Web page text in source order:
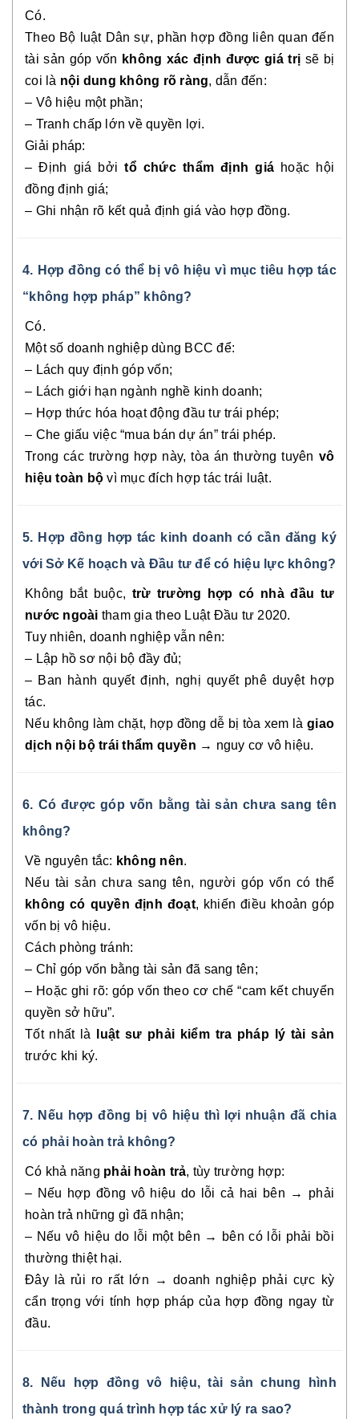
Có.
Theo Bộ luật Dân sự, phần hợp đồng liên quan đến
tài sản góp vốn không xác định được giá trị sẽ bị
coi là nội dung không rõ ràng, dẫn đến:
– Vô hiệu một phần;
– Tranh chấp lớn về quyền lợi.
Giải pháp:
– Định giá bởitổ chức thẩm định giá hoặc hội
đồng định giá;
– Ghi nhận rõ kết quả định giá vào hợp đồng.
4. Hợp đồng có thể bị vô hiệu vì mục tiêu hợp tác
“không hợp pháp” không?
Có.
Một số doanh nghiệp dùng BCC để:
– Lách quy định góp vốn;
– Lách giới hạn ngành nghề kinh doanh;
– Hợp thức hóa hoạt động đầu tư trái phép;
– Che giấu việc “mua bán dự án” trái phép.
Trong các trường hợp này, tòa án thường tuyên vô
hiệu toàn bộ vì mục đích hợp tác trái luật.
5. Hợp đồng hợp tác kinh doanh có cần đăng ký
với Sở Kế hoạch và Đầu tư để có hiệu lực không?
Không bắt buộc, trừ trường hợp có nhà đầu tư
nước ngoài tham gia theo Luật Đầu tư 2020.
Tuy nhiên, doanh nghiệp vẫn nên:
– Lập hồ sơ nội bộ đầy đủ;
– Ban hành quyết định, nghị quyết phê duyệt hợp
tác.
Nếu không làm chặt, hợp đồng dễ bị tòa xem là giao
dịch nội bộ trái thẩm quyền → nguy cơ vô hiệu.
6. Có được góp vốn bằng tài sản chưa sang tên
không?
Về nguyên tắc: không nên.
Nếu tài sản chưa sang tên, người góp vốn có thể
không có quyền định đoạt, khiến điều khoản góp
vốn bị vô hiệu.
Cách phòng tránh:
– Chỉ góp vốn bằng tài sản đã sang tên;
– Hoặc ghi rõ: góp vốn theo cơ chế “cam kết chuyển
quyền sở hữu”.
Tốt nhất là
luật sư phải kiểm tra pháp lý tài sản
trước khi ký.
7. Nếu hợp đồng bị vô hiệu thì lợi nhuận đã chia
có phải hoàn trả không?
Có khả năng phải hoàn trả, tùy trường hợp:
– Nếu hợp đồng vô hiệu do lỗi cả hai bên → phải
hoàn trả những gì đã nhận;
– Nếu vô hiệu do lỗi một bên → bên có lỗi phải bồi
thường thiệt hại.
Đây là rủi ro rất lớn → doanh nghiệp phải cực kỳ
cẩn trọng với tính hợp pháp của hợp đồng ngay từ
đầu.
8. Nếu hợp đồng vô hiệu, tài sản chung hình
thành trong quá trình hợp tác xử lý ra sao?